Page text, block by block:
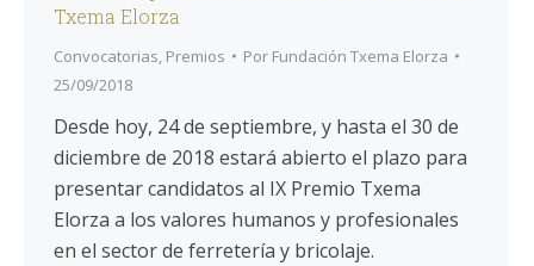
Txema Elorza
Convocatorias, Premios Por Fundación Txema Elorza
25/09/2018
Desde hoy, 24 de septiembre, y hasta el 30 de
diciembre de 2018 estará abierto el plazo para
presentar candidatos al IX Premio Txema
Elorza a los valores humanos y profesionales
en el sector de ferretería y bricolaje.